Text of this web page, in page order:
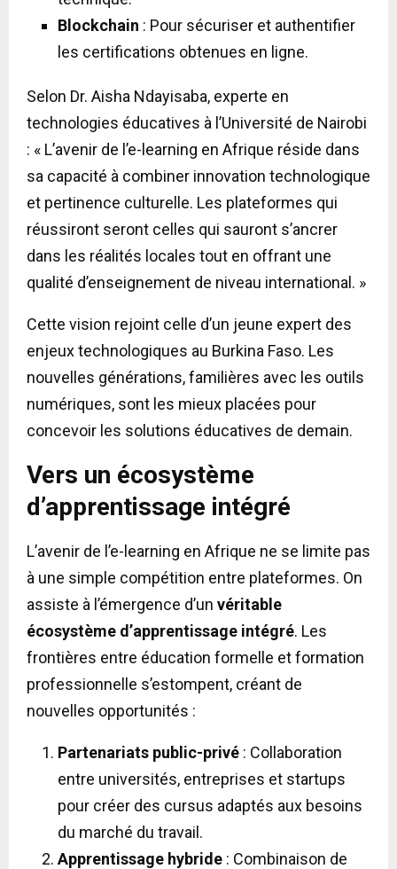
Blockchain : Pour sécuriser et authentifier
les certifications obtenues en ligne.
Selon Dr. Aisha Ndayisaba, experte en
technologies éducatives à l’Université de Nairobi
: « L’avenir de l’e-learning en Afrique réside dans
sa capacité à combiner innovation technologique
et pertinence culturelle. Les plateformes qui
réussiront seront celles qui sauront s’ancrer
dans les réalités locales tout en offrant une
qualité d’enseignement de niveau international. »
Cette vision rejoint celle d’un jeune expert des
enjeux technologiques au Burkina Faso. Les
nouvelles générations, familières avec les outils
numériques, sont les mieux placées pour
concevoir les solutions éducatives de demain.
Vers un écosystème
d’apprentissage intégré
L’avenir de l’e-learning en Afrique ne se limite pas
à une simple compétition entre plateformes. On
assiste à l’émergence d’un véritable
écosystème d’apprentissage intégré. Les
frontières entre éducation formelle et formation
professionnelle s’estompent, créant de
nouvelles opportunités :
Partenariats public-privé : Collaboration
entre universités, entreprises et startups
pour créer des cursus adaptés aux besoins
du marché du travail.
Apprentissage hybride : Combinaison de